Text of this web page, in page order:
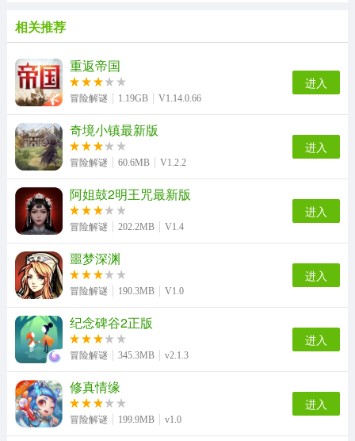
相关推荐
重返帝国
冒险解谜 1.19GB V1.14.0.66
进入
奇境小镇最新版
冒险解谜 60.6MB V1.2.2
进入
阿姐鼓2明王咒最新版
冒险解谜 202.2MB V1.4
进入
噩梦深渊
冒险解谜 190.3MB V1.0
进入
纪念碑谷2正版
冒险解谜 345.3MB v2.1.3
进入
修真情缘
冒险解谜 199.9MB v1.0
进入